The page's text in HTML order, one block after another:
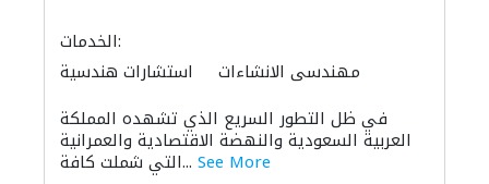
الخدمات:
استشارات هندسية
مهندسي الانشاءات
الأثاث والمفروشات المنزلية الأثاث المكتبي
الإنارة الديكور الداخلي
النمذجة والتصوير ثلاثي الأبعاد
في ظل التطور السريع الذي تشهده المملكة
العربية السعودية والنهضة الاقتصادية والعمرانية
التي شملت كافة... See More